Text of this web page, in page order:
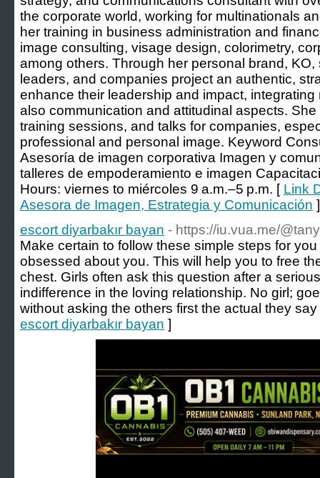
the corporate world, working for multinationals
her training in business administration and
image consulting, visage design, colorimetry,
among others. Through her personal brand,
leaders, and companies project an authentic,
enhance their leadership and impact,
also communication and attitudinal aspects.
training sessions, and talks for companies,
professional and personal image. Keyword
Asesoría de imagen corporativa Imagen y
talleres de empoderamiento e imagen
Hours: viernes to miércoles 9 a.m.–5 p.m. [ Link
Asesora de Imagen, Estrategia y Comunicación ]
escort diyarbakır bayan - https://iu.vua.me/
Make certain to follow these simple steps for
obsessed about you. This will help you to free
chest. Girls often ask this question after a
indifference in the loving relationship. No girl;
without asking the others first the actual they
escort diyarbakır bayan ]